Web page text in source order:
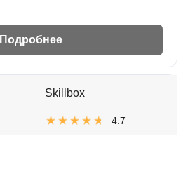
Подробнее
Skillbox
4.7